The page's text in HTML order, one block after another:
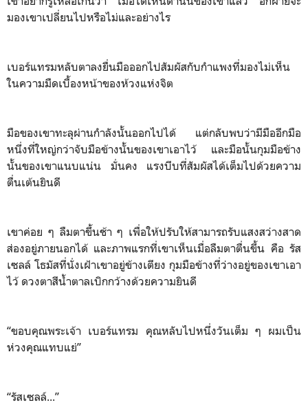
มองเขาเปลี่ยนไปหรือไม่และอย่างไร
เบอร์แทรมหลับตาลงยื่นมือออกไปสัมผัสกับกำแพงที่มองไม่เห็น
ในความมืดเบื้องหน้าของห้วงแห่งจิต
มือของเขาทะลุผ่านกำลังนั้นออกไปได้ แต่กลับพบว่ามีมืออีกมือ
หนึ่งที่ใหญ่กว่าจับมือข้างนั้นของเขาเอาไว้ และมือนั้นกุมมือข้าง
นั้นของเขาแนบแน่น มั่นคง แรงบีบที่สัมผัสได้เต็มไปด้วยความ
ตื่นเต้นยินดี
เขาค่อย ๆ ลืมตาขึ้นช้า ๆ เพื่อให้ปรับให้สามารถรับแสงสว่างสาด
ส่องอยู่ภายนอกได้ และภาพแรกที่เขาเห็นเมื่อลืมตาตื่นขึ้น คือ รัส
เซลล์ โธมัสที่นั่งเฝ้าเขาอยู่ข้างเตียง กุมมือข้างที่ว่างอยู่ของเขาเอา
ไว้ ดวงตาสีน้ำตาลเบิกกว้างด้วยความยินดี
“ขอบคุณพระเจ้า เบอร์แทรม คุณหลับไปหนึ่งวันเต็ม ๆ ผมเป็น
ห่วงคุณแทบแย่”
“รัสเซลล์...”